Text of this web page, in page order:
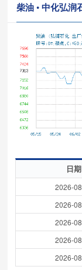
柴油 • 中化弘润
日期
2026-
2026-
2026-
2026-
2026-